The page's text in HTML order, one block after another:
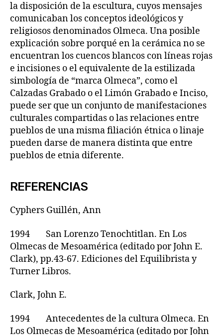
la disposición de la escultura, cuyos mensajes
comunicaban los conceptos ideológicos y
religiosos denominados Olmeca. Una posible
explicación sobre porqué en la cerámica no se
encuentran los cuencos blancos con líneas rojas
e incisiones o el equivalente de la estilizada
simbología de “marca Olmeca”, como el
Calzadas Grabado o el Limón Grabado e Inciso,
puede ser que un conjunto de manifestaciones
culturales compartidas o las relaciones entre
pueblos de una misma filiación étnica o linaje
pueden darse de manera distinta que entre
pueblos de etnia diferente.
REFERENCIAS
Cyphers Guillén, Ann
1994 San Lorenzo Tenochtitlan. En Los
Olmecas de Mesoamérica (editado por John E.
Clark), pp.43-67. Ediciones del Equilibrista y
Turner Libros.
Clark, John E.
1994 Antecedentes de la cultura Olmeca. En
Los Olmecas de Mesoamérica (editado por John